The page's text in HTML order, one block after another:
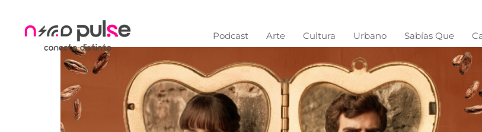
Podcast Arte Cultura Urbano Sabías Que